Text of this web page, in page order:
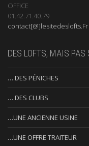
OFFICE
01.42.71.40.79
contact[@]lesitedeslofts.Fr
DES LOFTS, MAIS PAS
… DES PÉNICHES
… DES CLUBS
…UNE ANCIENNE USINE
…UNE OFFRE TRAITEUR